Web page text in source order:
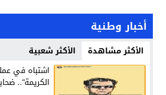
أخبار وطنية
الأكثر مشاهدة الأكثر شعبية
اشتباه في
الكريمة”..